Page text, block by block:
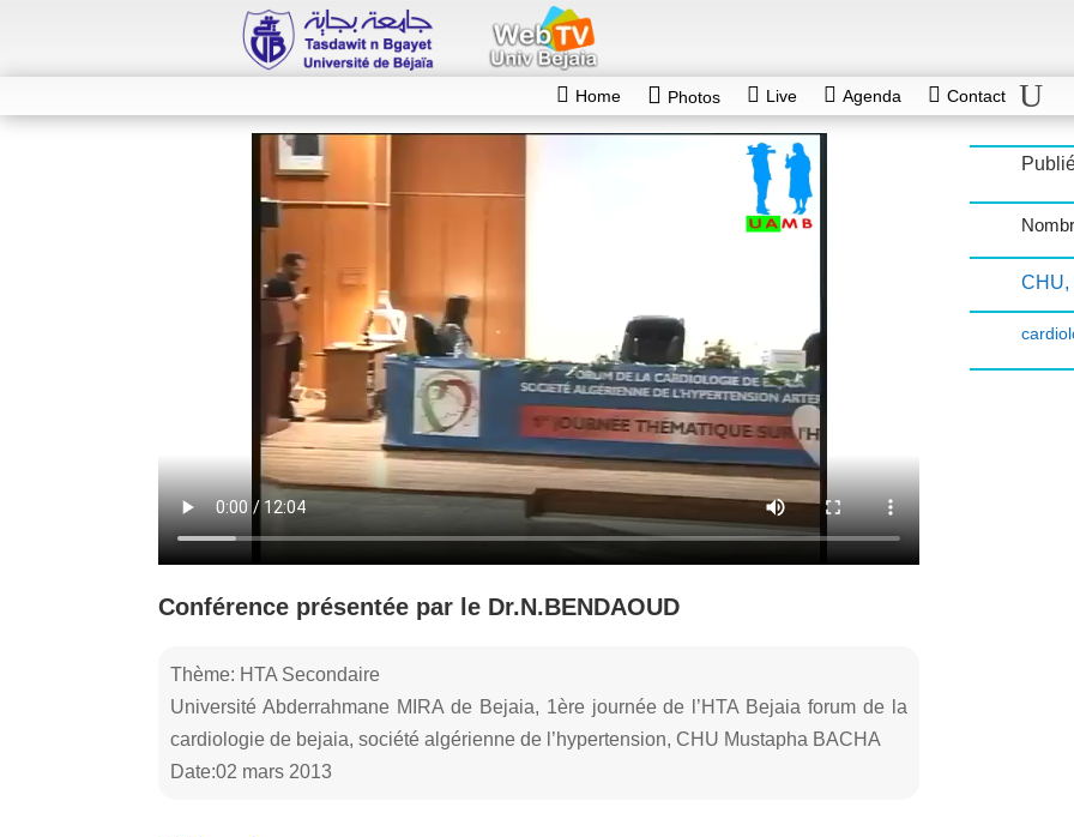
Home Photos Live Agenda Contact
Conférence présentée par le Dr.N.BENDAOUD
Thème: HTA Secondaire
Université Abderrahmane MIRA de Bejaia, 1ère journée de l’HTA Bejaia forum de la
cardiologie de bejaia, société algérienne de l’hypertension, CHU Mustapha BACHA
Date:02 mars 2013
CHU,